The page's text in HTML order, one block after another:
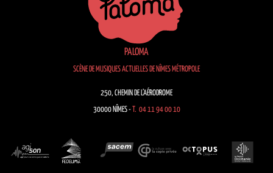
PALOMA
SCÈNE DE MUSIQUES ACTUELLES DE NÎMES MÉTROPOLE
250, CHEMIN DE L’AÉRODROME
30000 NÎMES - T. 04 11 94 00 10